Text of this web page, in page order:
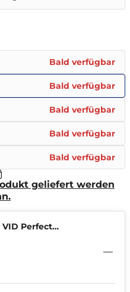
Bald verfügbar
Bald verfügbar
Bald verfügbar
Bald verfügbar
Bald verfügbar
geliefert werden
Perfect